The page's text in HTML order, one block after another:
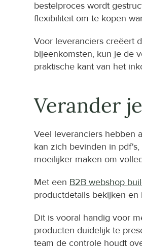
bestelproces wordt
flexibiliteit om te kopen
Voor leveranciers creëert
bijeenkomsten, kun je de
praktische kant van het
Verander
Veel leveranciers hebben
kan zich bevinden in
moeilijker maken om
Met een B2B webshop
productdetails bekijken
Dit is vooral handig voor
producten duidelijk te
team de controle houdt